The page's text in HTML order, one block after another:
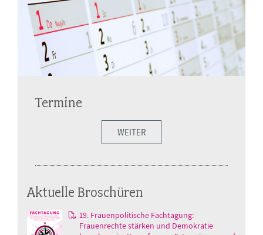
Termine
WEITER
Aktuelle Broschüren
19. Frauenpolitische Fachtagung:
Frauenrechte stärken und Demokratie